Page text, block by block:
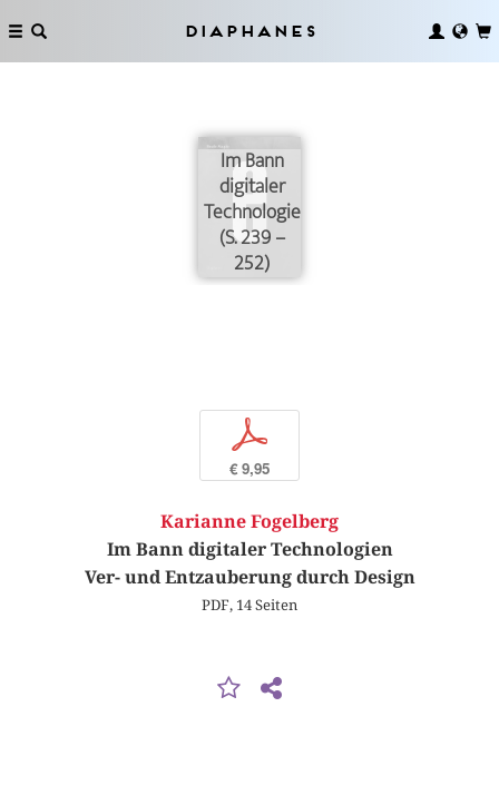
Diaphanes
Im Bann
digitaler
Technologien
(S. 239 –
252)
p
€ 9,95
Karianne Fogelberg
Im Bann digitaler Technologien
Ver- und Entzauberung durch Design
PDF, 14 Seiten